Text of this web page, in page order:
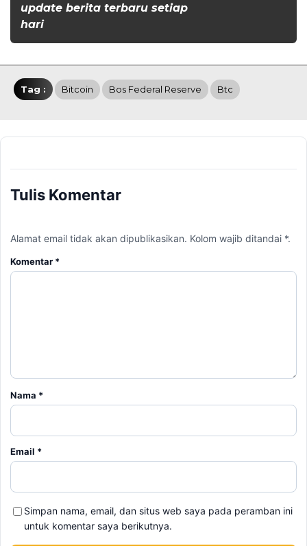
update berita terbaru setiap
hari
Tag : Bitcoin Bos Federal Reserve Btc
Tulis Komentar